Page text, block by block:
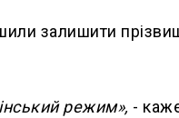
залишити
режим», -